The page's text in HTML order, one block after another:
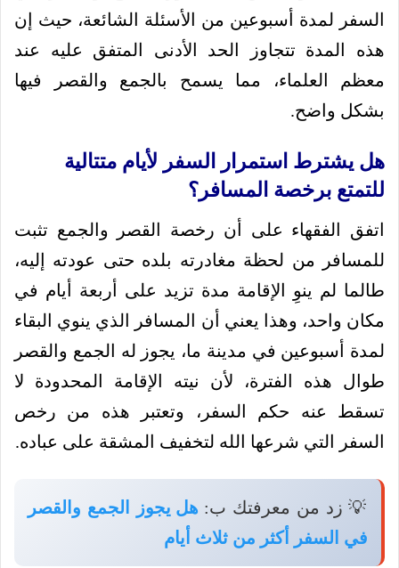
السفر لمدة أسبوعين من الأسئلة الشائعة، حيث إن
هذه المدة تتجاوز الحد الأدنى المتفق عليه عند
معظم العلماء، مما يسمح بالجمع والقصر فيها
بشكل واضح.
هل يشترط استمرار السفر لأيام متتالية
للتمتع برخصة المسافر؟
اتفق الفقهاء على أن رخصة القصر والجمع تثبت
للمسافر من لحظة مغادرته بلده حتى عودته إليه،
طالما لم ينوِ الإقامة مدة تزيد على أربعة أيام في
مكان واحد، وهذا يعني أن المسافر الذي ينوي البقاء
لمدة أسبوعين في مدينة ما، يجوز له الجمع والقصر
طوال هذه الفترة، لأن نيته الإقامة المحدودة لا
تسقط عنه حكم السفر، وتعتبر هذه من رخص
السفر التي شرعها الله لتخفيف المشقة على عباده.
💡 زد من معرفتك ب:هل يجوز الجمع والقصر
في السفر أكثر من ثلاث أيام